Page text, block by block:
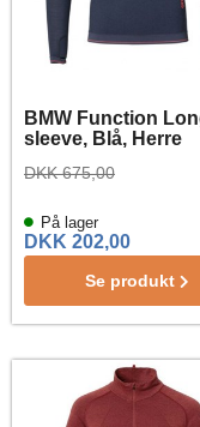
BMW Function
sleeve, Blå, Herre
På lager
DKK 675,00
DKK 202,00
Se produkt